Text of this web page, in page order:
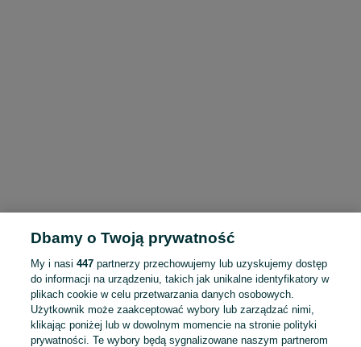
Dbamy o Twoją prywatność
My i nasi447 partnerzy przechowujemy lub uzyskujemy dostęp
do informacji na urządzeniu, takich jak unikalne identyfikatory w
plikach cookie w celu przetwarzania danych osobowych.
Użytkownik może zaakceptować wybory lub zarządzać nimi,
klikając poniżej lub w dowolnym momencie na stronie polityki
prywatności. Te wybory będą sygnalizowane naszym partnerom